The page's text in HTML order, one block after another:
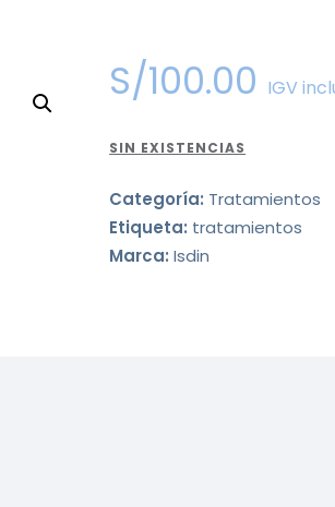
S/100.00 IGV
SIN EXISTENCIAS
Categoría: Tratamientos
Etiqueta: tratamientos
Marca:Isdin